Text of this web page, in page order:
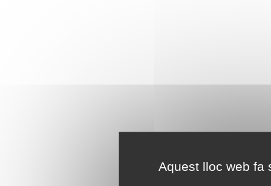
Aquest lloc web fa